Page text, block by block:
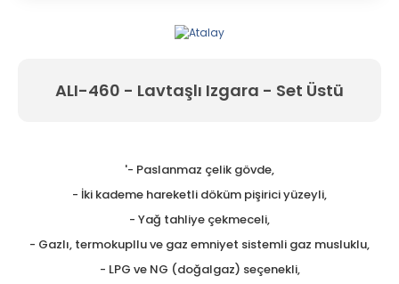
ALI-460 - Lavtaşlı Izgara - Set Üstü
'- Paslanmaz çelik gövde,
- İki kademe hareketli döküm pişirici yüzeyli,
- Yağ tahliye çekmeceli,
- Gazlı, termokupllu ve gaz emniyet sistemli gaz musluklu,
- LPG ve NG (doğalgaz) seçenekli,